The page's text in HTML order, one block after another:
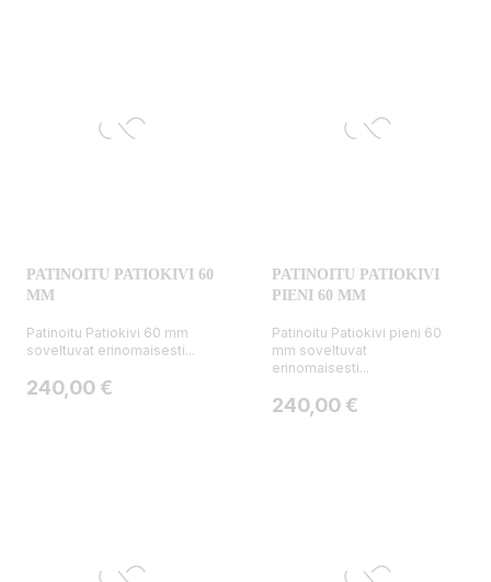
PATINOITU PATIOKIVI 60
MM
Patinoitu Patiokivi 60 mm
soveltuvat erinomaisesti...
Hinta
240,00 €
PATINOITU PATIOKIVI
PIENI 60 MM
Patinoitu Patiokivi pieni 60
mm soveltuvat
erinomaisesti...
Hinta
240,00 €